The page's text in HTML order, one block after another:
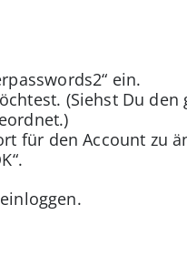
ein.
(Siehst Du
für den Account zu